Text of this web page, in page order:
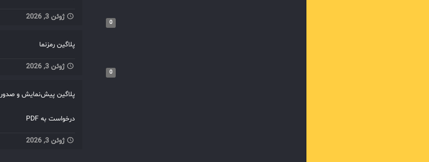
ژوئن 3, 2026
0
پلاگین رمزنما
ژوئن 3, 2026
0
پلاگین پیش‌نمایش و صدور
درخواست به PDF
ژوئن 3, 2026